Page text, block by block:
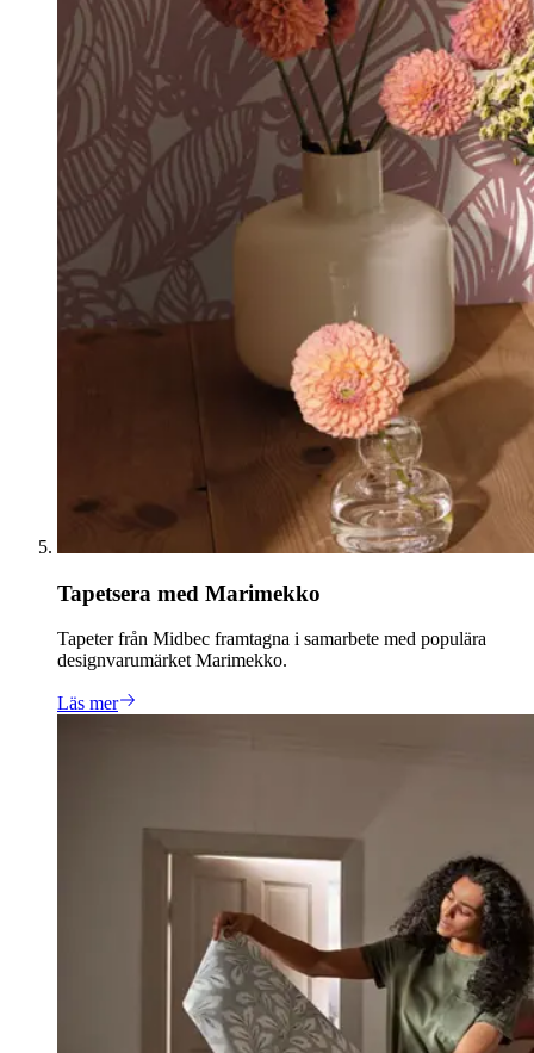
Tapetsera med Marimekko
Tapeter från Midbec framtagna i samarbete med populära
designvarumärket Marimekko.
Läs mer